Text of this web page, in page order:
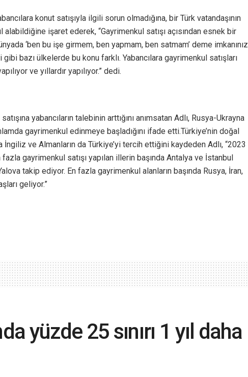
konut satışıyla ilgili sorun olmadığına, bir Türk vatandaşının
alabildiğine işaret ederek, “Gayrimenkul satışı açısından esnek bir
‘ben bu işe girmem, ben yapmam, ben satmam’ deme imkanınız
bazı ülkelerde bu konu farklı. Yabancılara gayrimenkul satışları
ve yıllardır yapılıyor.” dedi.
yabancıların talebinin arttığını anımsatan Adlı, Rusya-Ukrayna
gayrimenkul edinmeye başladığını ifade etti.Türkiye’nin doğal
ve Almanların da Türkiye’yi tercih ettiğini kaydeden Adlı, “2023
fazla gayrimenkul satışı yapılan illerin başında Antalya ve İstanbul
takip ediyor. En fazla gayrimenkul alanların başında Rusya, İran,
geliyor.”
yüzde 25 sınırı 1 yıl daha